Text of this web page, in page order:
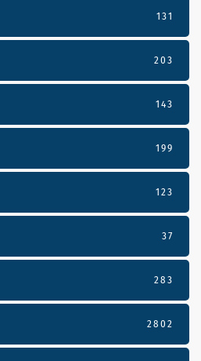
131
203
143
199
123
37
283
2802